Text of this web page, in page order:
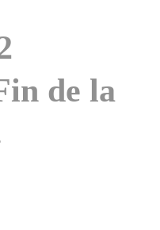
de la